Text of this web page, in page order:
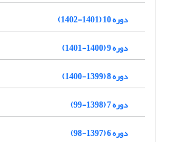
دوره 10 (1401-1402)
دوره 9 (1400-1401)
دوره 8 (1399-1400)
دوره 7 (1398-99)
دوره 6 (1397-98)